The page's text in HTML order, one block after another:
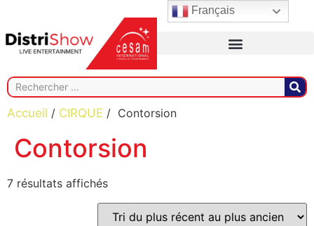
Accueil / CIRQUE / Contorsion
Contorsion
7 résultats affichés
Français